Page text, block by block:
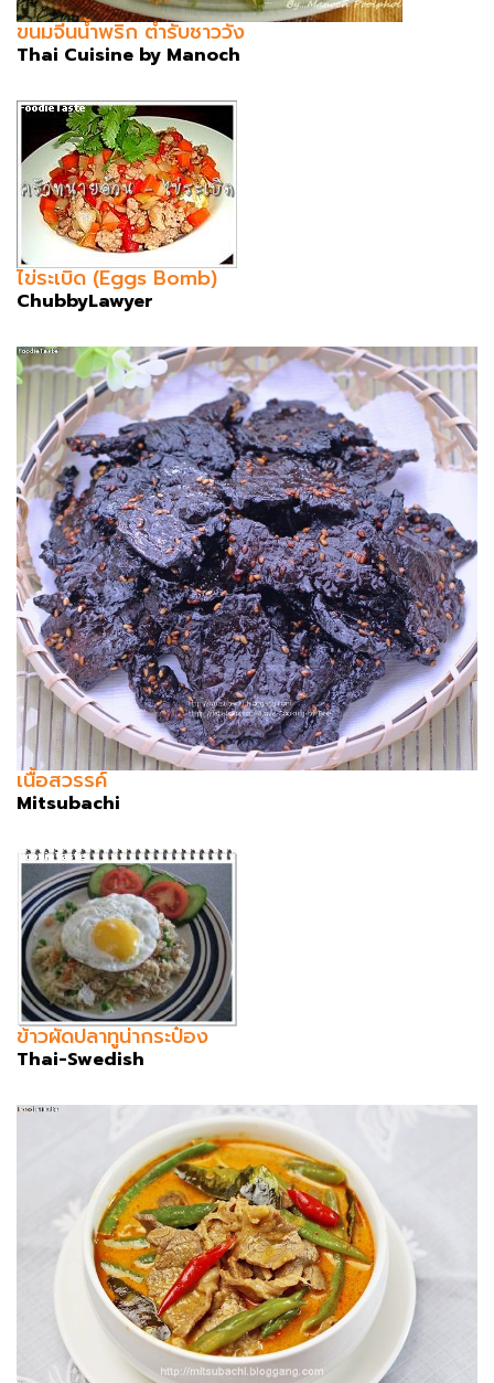
ขนมจีนน้ำพริก ตำรับชาววัง
Thai Cuisine by Manoch
ไข่ระเบิด (Eggs Bomb)
ChubbyLawyer
เนื้อสวรรค์
Mitsubachi
ข้าวผัดปลาทูน่ากระป๋อง
Thai-Swedish